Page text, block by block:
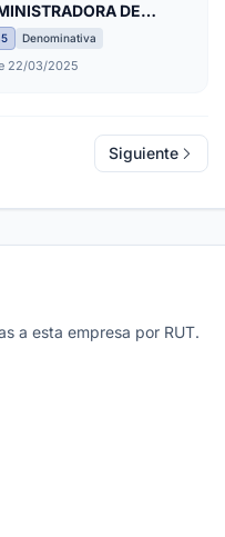
DE
Denominativa
22/03/2025
Siguiente
a esta empresa por RUT.